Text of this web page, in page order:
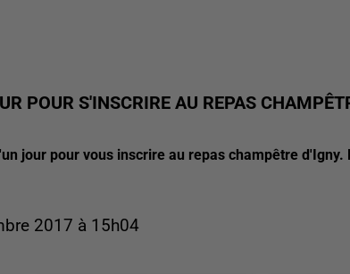
POUR S'INSCRIRE AU REPAS
jour pour vous inscrire au repas champêtre
2017 à 15h04